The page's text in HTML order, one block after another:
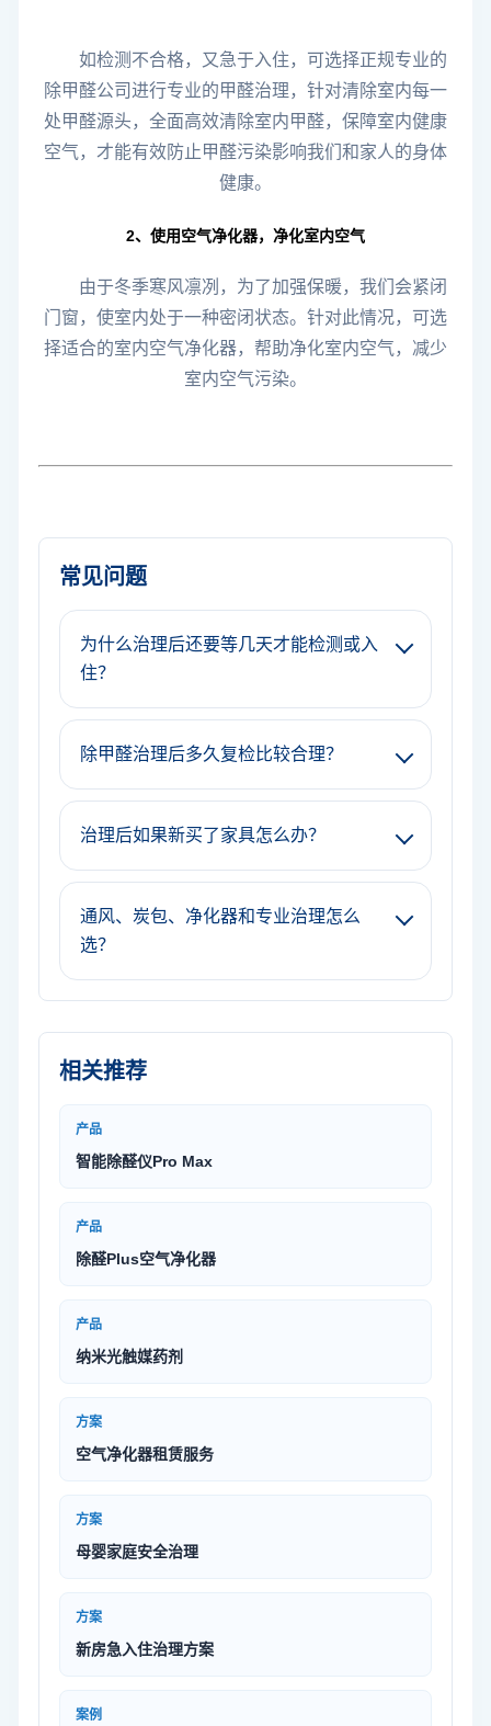
如检测不合格，又急于入住，可选择正规专业的
除甲醛公司进行专业的甲醛治理，针对清除室内每一
处甲醛源头，全面高效清除室内甲醛，保障室内健康
空气，才能有效防止甲醛污染影响我们和家人的身体
健康。
2、使用空气净化器，净化室内空气
由于冬季寒风凛冽，为了加强保暖，我们会紧闭
门窗，使室内处于一种密闭状态。 针对此情况，可选
择适合的室内空气净化器，帮助净化室内空气，减少
室内空气污染。
常见问题
为什么治理后还要等几天才能检测或入
住？
除甲醛治理后多久复检比较合理？
治理后如果新买了家具怎么办？
通风、炭包、净化器和专业治理怎么
选？
相关推荐
产品
智能除醛仪Pro Max
产品
除醛Plus空气净化器
产品
纳米光触媒药剂
方案
空气净化器租赁服务
方案
母婴家庭安全治理
方案
新房急入住治理方案
案例